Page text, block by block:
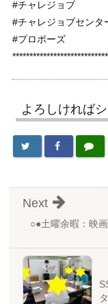
#チャレジョブ
#チャレジョブセンタ
#プロポーズ
よろしければ
○●土曜余暇：映
Next